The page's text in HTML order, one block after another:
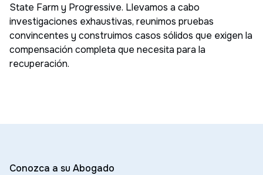
State Farm y Progressive. Llevamos a cabo
investigaciones exhaustivas, reunimos pruebas
convincentes y construimos casos sólidos que exigen la
compensación completa que necesita para la
recuperación.
Conozca a su Abogado